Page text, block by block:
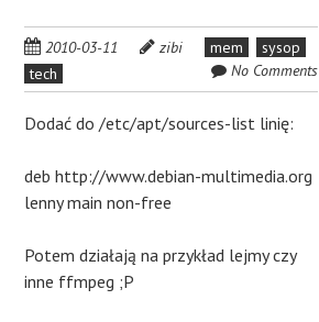
2010-03-11 zibi mem
sysop
tech
No Comments
Dodać do /etc/apt/sources-list linię:
deb http://www.debian-multimedia.org
lenny main non-free
Potem działają na przykład lejmy czy
inne ffmpeg ;P